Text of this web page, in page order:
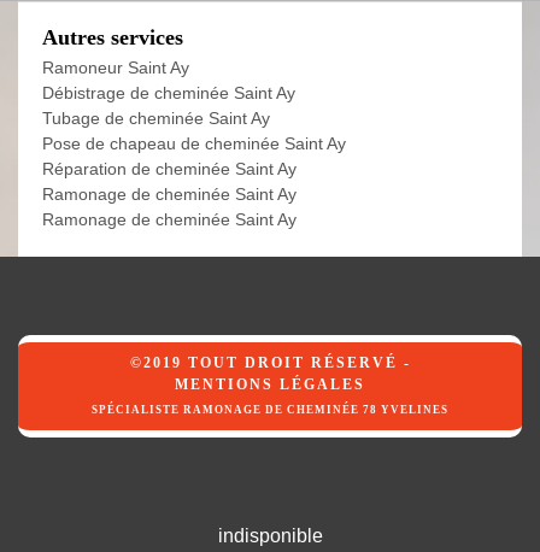
Autres services
Ramoneur Saint Ay
Débistrage de cheminée Saint Ay
Tubage de cheminée Saint Ay
Pose de chapeau de cheminée Saint Ay
Réparation de cheminée Saint Ay
Ramonage de cheminée Saint Ay
Ramonage de cheminée Saint Ay
©2019 TOUT DROIT RÉSERVÉ -
MENTIONS LÉGALES
SPÉCIALISTE RAMONAGE DE CHEMINÉE 78 YVELINES
indisponible